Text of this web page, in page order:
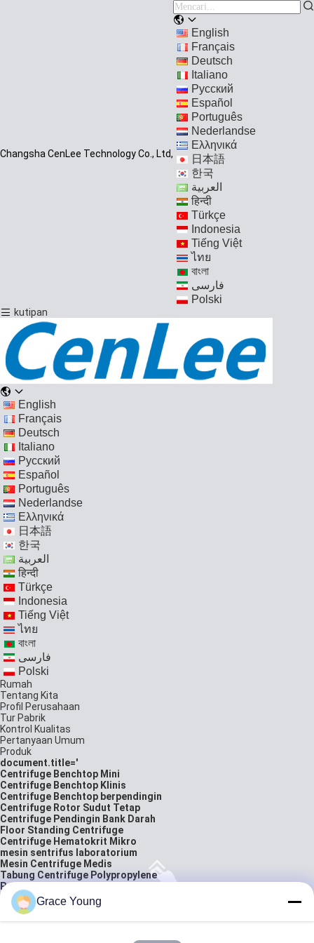
Changsha CenLee Technology Co., Ltd,
English
Français
Deutsch
Italiano
Русский
Español
Português
Nederlandse
Ελληνικά
日本語
한국
العربية
हिन्दी
Türkçe
Indonesia
Tiếng Việt
ไทย
বাংলা
فارسی
Polski
kutipan
English
Français
Deutsch
Italiano
Русский
Español
Português
Nederlandse
Ελληνικά
日本語
한국
العربية
हिन्दी
Türkçe
Indonesia
Tiếng Việt
ไทย
বাংলা
فارسی
Polski
Rumah
Tentang Kita
Profil Perusahaan
Tur Pabrik
Kontrol Kualitas
Pertanyaan Umum
Produk
document.title='
Centrifuge Benchtop Mini
Centrifuge Benchtop Klinis
Centrifuge Benchtop berpendingin
Centrifuge Rotor Sudut Tetap
Centrifuge Pendingin Bank Darah
Floor Standing Centrifuge
Centrifuge Hematokrit Mikro
mesin sentrifus laboratorium
Mesin Centrifuge Medis
Tabung Centrifuge Polypropylene
Peralatan Laboratorium Biologi
Pembungkus tabung kantong darah
neraca analitik laboratorium
solusi
Grace Young